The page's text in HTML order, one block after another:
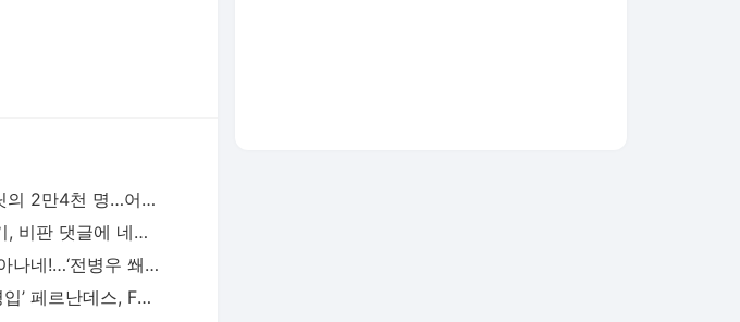
아이유의 1억 원, 아일릿의 2만4천 명…어린이날, ‘초통령’들이 만든 조용한 혁명 [홍동희 시선
“노출 좀 작작해” 홍영기, 비판 댓글에 네티즌과 설전...“보고는 싶나보다” - MK스포츠
너희만 만나면 힘이 솟아나네!…‘전병우 쐐기 2타점’ 삼성, NC전 및 시즌 6연승 질주→위닝시리
‘퍼거슨 은퇴 후 최고 영입’ 페르난데스, FWA 올해의 선수상 수상…루니 이후 16년 만에 맨유 소